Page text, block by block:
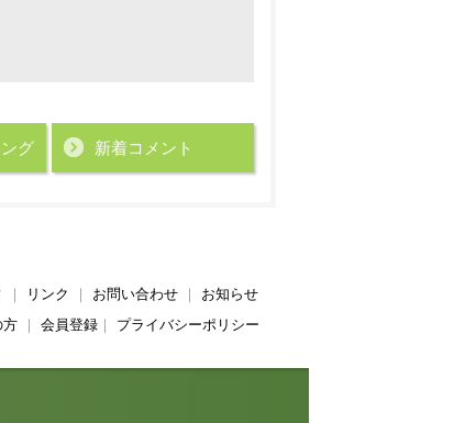
グ 新着コメント
リンク お問い合わせ｜ お知らせ
方｜ 会員登録｜ プライバシーポリシー